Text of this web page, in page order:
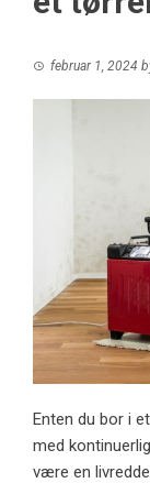
februar 1, 2024
Enten du bor i
med
være en